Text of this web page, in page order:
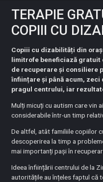
TERAPIE
COPIII CU
Copiii cu dizabilități din
limitrofe beneficiază gratuit
de recuperare și consiliere
înființare și până acum,
pragul centrului, iar
Mulți micuți cu autism care vin
considerabile într-un timp
De altfel, atât familiile copiilor
descoperirea la timp a
mai importanți pași în
Ideea înființării centrului de la
autoritățile au înțeles faptul că